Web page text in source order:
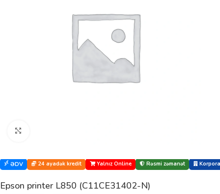
ƏDV 24 ayadək kredit Yalnız Online Rəsmi zəmanət
Epson printer L850 (C11CE31402-N)